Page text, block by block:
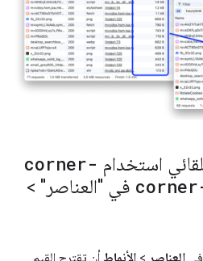
استخدام corner-
في "العناصر" >